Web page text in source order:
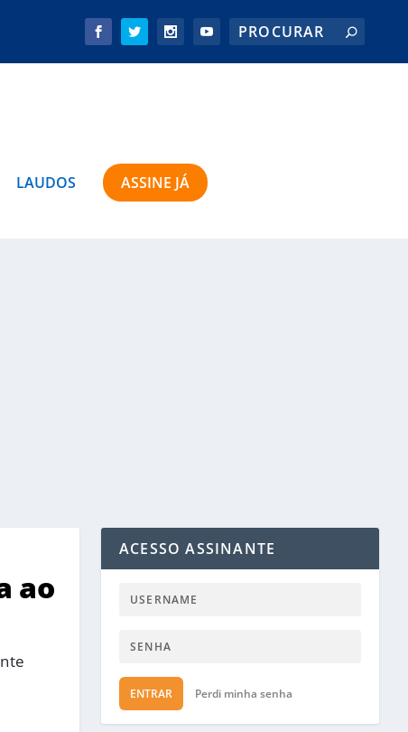
LAUDOS ASSINE JÁ
ao
ACESSO ASSINANTE
ENTRAR Perdi minha senha